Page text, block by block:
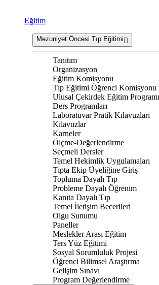
Eğitim
Mezuniyet Öncesi Tıp Eğitimi
Tanıtım
Organizasyon
Eğitim Komisyonu
Tıp Eğitimi Öğrenci Komisyonu
Ulusal Çekirdek Eğitim
Ders Programları
Laboratuvar Pratik Kılavuzları
Kılavuzlar
Karneler
Ölçme-Değerlendirme
Seçmeli Dersler
Temel Hekimlik Uygulamaları
Tıpta Ekip Üyeliğine Giriş
Topluma Dayalı Tıp
Probleme Dayalı Öğrenim
Kanıta Dayalı Tıp
Temel İletişim Becerileri
Olgu Sunumu
Paneller
Meslekler Arası Eğitim
Ters Yüz Eğitimi
Sosyal Sorumluluk Projesi
Öğrenci Bilimsel Araştırma
Gelişim Sınavı
Program Değerlendirme